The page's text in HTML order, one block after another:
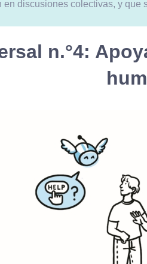
en discusiones colectivas, y
n.°4: